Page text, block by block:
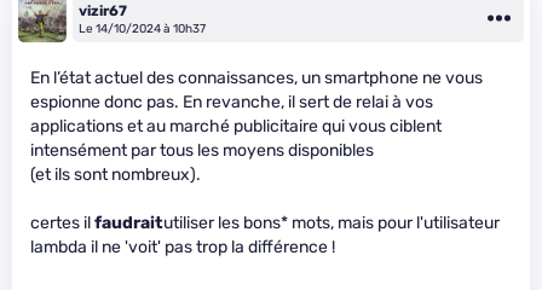
vizir67
Le 14/10/2024 à 10h37
En l’état actuel des connaissances, un smartphone ne vous
espionne donc pas. En revanche, il sert de relai à vos
applications et au marché publicitaire qui vous ciblent
intensément par tous les moyens disponibles
(et ils sont nombreux).
certes ilfaudraitutiliser les bons* mots, mais pour l'utilisateur
lambda il ne 'voit' pas trop la différence !